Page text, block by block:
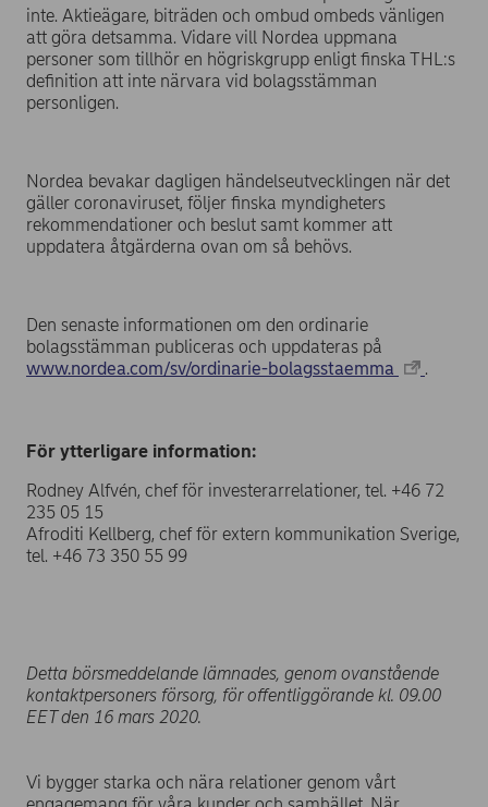
inte. Aktieägare, biträden och ombud ombeds vänligen
att göra detsamma. Vidare vill Nordea uppmana
personer som tillhör en högriskgrupp enligt finska THL:s
definition att inte närvara vid bolagsstämman
personligen.
Nordea bevakar dagligen händelseutvecklingen när det
gäller coronaviruset, följer finska myndigheters
rekommendationer och beslut samt kommer att
uppdatera åtgärderna ovan om så behövs.
Den senaste informationen om den ordinarie
bolagsstämman publiceras och uppdateras på
www.nordea.com/sv/ordinarie-bolagsstaemma
.
För ytterligare information:
Rodney Alfvén, chef för investerarrelationer, tel. +46 72
235 05 15
Afroditi Kellberg, chef för extern kommunikation Sverige,
tel. +46 73 350 55 99
Detta börsmeddelande lämnades, genom ovanstående
kontaktpersoners försorg, för offentliggörande kl. 09.00
EET den 16 mars 2020.
Vi bygger starka och nära relationer genom vårt